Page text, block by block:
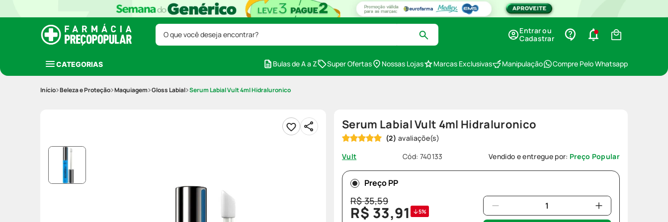
O que você deseja encontrar?
Entrar ou
Cadastrar
CATEGORIAS Bulas de A a Z Super Ofertas Nossas Lojas Marcas Exclusivas Manipulação Compre Pelo Whatsapp
Beleza e Proteção Maquiagem Gloss Labial Serum Labial Vult 4ml Hidraluronico
Serum Labial Vult 4ml Hidraluronico
(2)
Vult
Cód: 740133 Vendido e entregue por: Preço Popular
Preço PP
R$35,59
R$ 33,91 5%